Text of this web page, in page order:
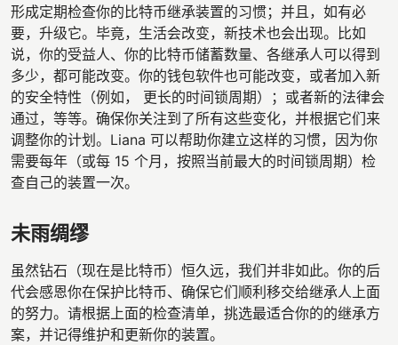
形成定期检查你的比特币继承装置的习惯；并且，如有必
要，升级它。毕竟，生活会改变，新技术也会出现。比如
说，你的受益人、你的比特币储蓄数量、各继承人可以得到
多少，都可能改变。你的钱包软件也可能改变，或者加入新
的安全特性（例如， 更长的时间锁周期）；或者新的法律会
通过，等等。确保你关注到了所有这些变化，并根据它们来
调整你的计划。Liana 可以帮助你建立这样的习惯，因为你
需要每年（或每 15 个月，按照当前最大的时间锁周期）检
查自己的装置一次。
未雨绸缪
虽然钻石（现在是比特币）恒久远，我们并非如此。你的后
代会感恩你在保护比特币、确保它们顺利移交给继承人上面
的努力。请根据上面的检查清单，挑选最适合你的的继承方
案，并记得维护和更新你的装置。